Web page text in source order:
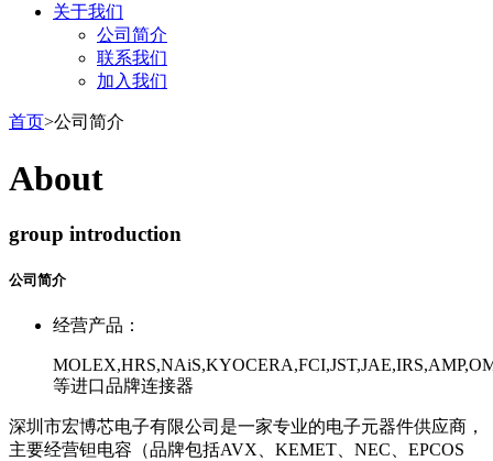
关于我们
公司简介
联系我们
加入我们
首页>公司简介
About
group introduction
公司简介
经营产品：
等进口品牌连接器
深圳市宏博芯电子有限公司是一家专业的电子元器件供应商，
主要经营钽电容（品牌包括AVX、KEMET、NEC、EPCOS